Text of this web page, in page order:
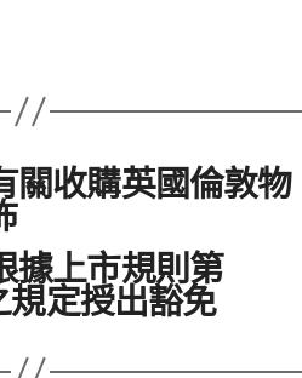
關收購英國倫敦物
據上市規則第
定授出豁免